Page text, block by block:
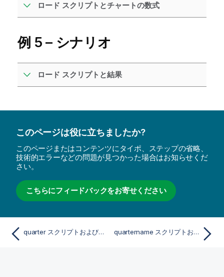
ロード スクリプトとチャートの数式
例 5 – シナリオ
ロード スクリプトと結果
このページは役に立ちましたか?
このページまたはコンテンツにタイポ、ステップの省略、
技術的エラーなどの問題が見つかった場合はお知らせくだ
さい。
こちらにフィードバックをお寄せください
quarter スクリプトおよびチャート関数 quartername スクリプトおよびチャート関数